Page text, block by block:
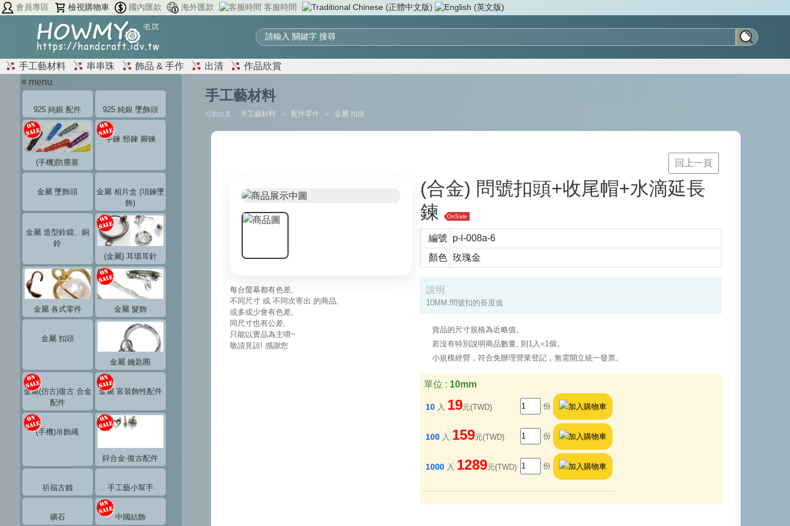
會員專區 檢視購物車 國內匯款 海外匯款 客服時間
手工藝材料 串串珠 飾品 & 手作 出清
作品欣賞
≡ menu
925 純銀 配件 925 純銀 墜飾頭
(手機)防塵塞
手鍊 頸鍊 腳鍊
金屬 墜飾頭
金屬 相片盒 (項鍊墜
飾)
金屬 造型鈴鐺、銅
鈴
(金屬) 耳環耳針
金屬 各式零件 金屬 髮飾
金屬 扣頭
金屬 鑰匙圈
金屬(仿古)復古 合金
配件
金屬 富裝飾性配件
(手機)吊飾繩
鋅合金-復古配件
祈福古錢 手工藝小幫手
礦石 中國結飾
手工藝材料
目前位置 : 手工藝材料 > 配件零件 > 金屬 扣頭
回上一頁
每台螢幕都有色差,
不同尺寸 或 不同次寄出 的商品,
或多或少會有色差,
同尺寸也有公差,
只能以實品為主唷~
敬請見諒! 感謝您
(合金) 問號扣頭+收尾帽+水滴延長
鍊
OnSale
編號
p-l-008a-6
顏色 玫瑰金
說明
10MM:問號扣的長度值
貨品的尺寸規格為近略值。
若沒有特別說明商品數量, 則1入=1個。
小規模經營，符合免辦理營業登記，無需開立統一發票。
單位 : 10mm
10 入 19元(TWD) 份
100 入 159元(TWD) 份
1000 入 1289元(TWD) 份